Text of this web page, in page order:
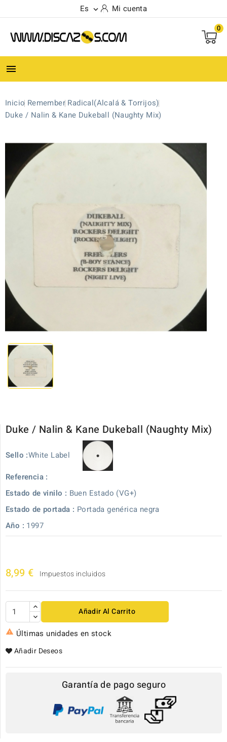
Es  Mi cuenta
0

Inicio Remember Radical(Alcalá & Torrijos)
Duke / Nalin & Kane Dukeball (Naughty Mix)
Duke / Nalin & Kane Dukeball (Naughty Mix)
Sello :White Label
Referencia :
Estado de vinilo : Buen Estado (VG+)
Estado de portada : Portada genérica negra
Año : 1997
8,99 € Impuestos incluidos
Añadir Al Carrito
 Últimas unidades en stock
Añadir Deseos
Garantía de pago seguro